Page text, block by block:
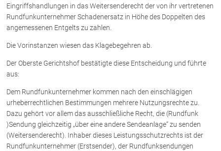
Anwälte
Dr. Stefan Müller
Dr. Petra Piccolruaz
Mag. Patrick Piccolruaz
Dr. Roland Piccolruaz †
Rechtsnews
Eingriffshandlungen in das Weitersenderecht der von ihr vertretenen
Rundfunkunternehmer Schadenersatz in Höhe des Doppelten des
angemessenen Entgelts zu zahlen.
Die Vorinstanzen wiesen das Klagebegehren ab.
Der Oberste Gerichtshof bestätigte diese Entscheidung und führte
aus:
Dem Rundfunkunternehmer kommen nach den einschlägigen
urheberrechtlichen Bestimmungen mehrere Nutzungsrechte zu.
Dazu gehört vor allem das ausschließliche Recht, die (Rundfunk
)Sendung gleichzeitig „über eine andere Sendeanlage“ zu senden
(Weitersenderecht). Inhaber dieses Leistungsschutzrechts ist der
Rundfunkunternehmer (Erstsender), der Rundfunksendungen